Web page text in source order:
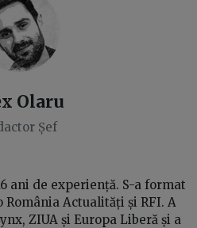
Olaru
Șef
ani de experiență. S-a format
România Actualități și RFI. A
ZIUA și Europa Liberă și a